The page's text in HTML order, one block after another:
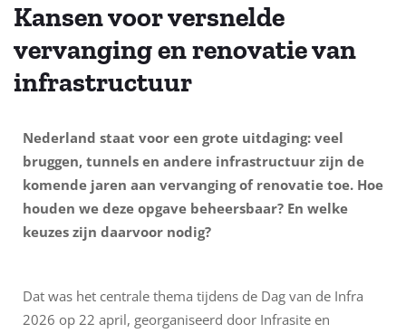
Kansen voor versnelde
vervanging en renovatie van
infrastructuur
Nederland staat voor een grote uitdaging: veel
bruggen, tunnels en andere infrastructuur zijn de
komende jaren aan vervanging of renovatie toe. Hoe
houden we deze opgave beheersbaar? En welke
keuzes zijn daarvoor nodig?
Dat was het centrale thema tijdens de Dag van de Infra
2026 op 22 april, georganiseerd door Infrasite en